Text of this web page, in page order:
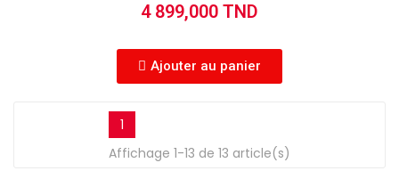
4 899,000 TND
Ajouter au panier
1
Affichage 1-13 de 13 article(s)